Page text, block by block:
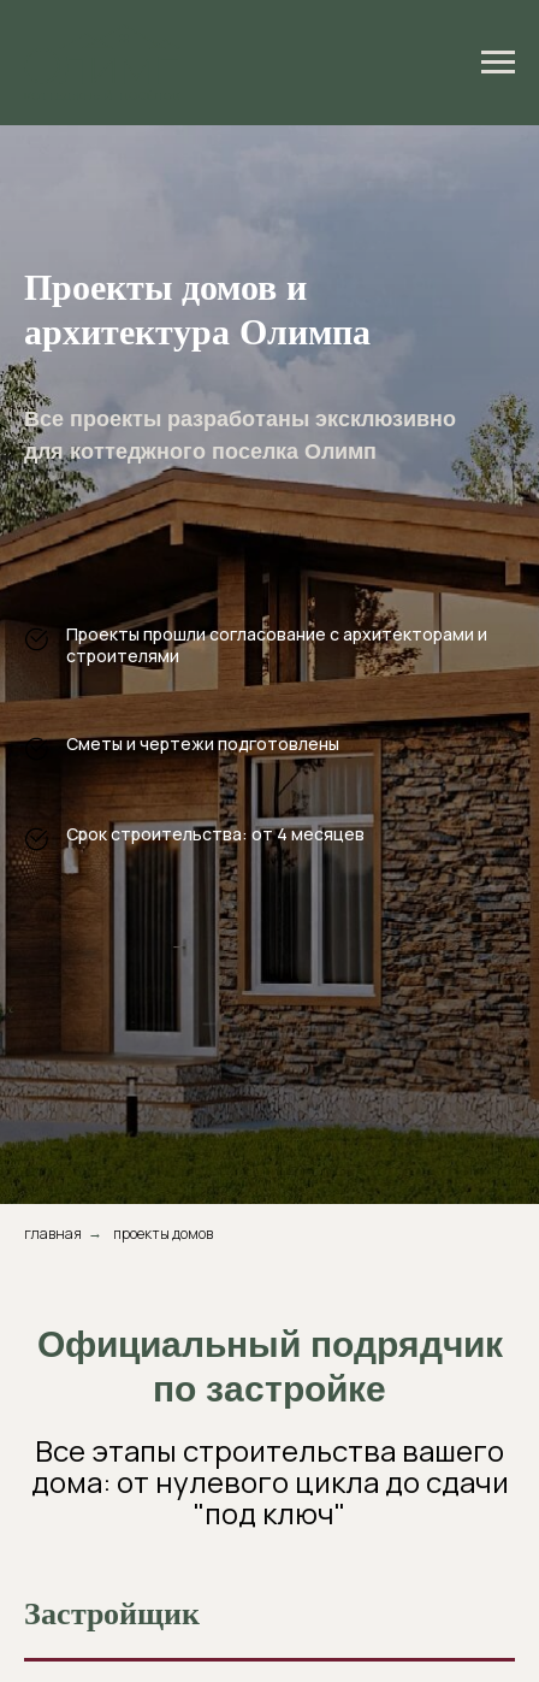
Проекты домов и
архитектура Олимпа
Все проекты разработаны эксклюзивно
для коттеджного поселка Олимп
Проекты прошли согласование с архитекторами и
строителями
Сметы и чертежи подготовлены
Срок строительства: от 4 месяцев
главная → проекты домов
Официальный подрядчик
по застройке
Все этапы строительства вашего
дома: от нулевого цикла до сдачи
"под ключ"
Застройщик